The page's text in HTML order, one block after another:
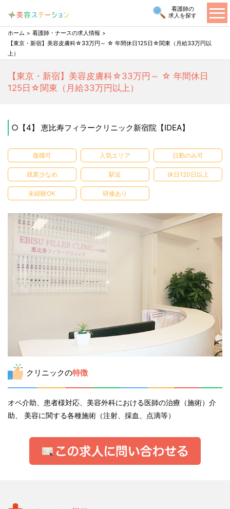
看護師の
求人を探す
ホーム
看護師・ナースの求人情報
【東京・新宿】美容皮膚科☆33万円～ ☆ 年間休日125日☆関東（月給33万円以
上）
【東京・新宿】美容皮膚科☆33万円～ ☆ 年間休日
125日☆関東（月給33万円以上）
○【4】 恵比寿フィラークリニック新宿院【IDEA】
復職可 人気エリア 日勤のみ可
残業少なめ 駅近 休日120日以上
未経験OK 研修あり
クリニックの特徴
オペ介助、患者様対応、美容外科における医師の治療（施術）介
助、 美容に関する各種施術（注射、採血、点滴等）